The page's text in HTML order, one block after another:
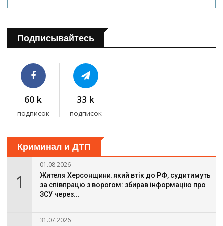
Подписывайтесь
60 k
подписок
33 k
подписок
Криминал и ДТП
1
01.08.2026
Жителя Херсонщини, який втік до РФ, судитимуть
за співпрацю з ворогом: збирав інформацію про
ЗСУ через...
31.07.2026